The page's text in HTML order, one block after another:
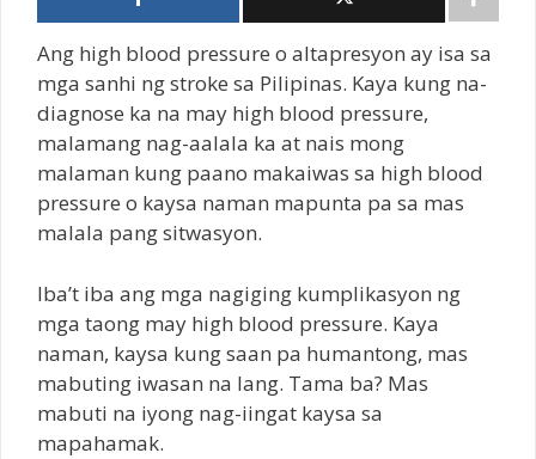
Ang high blood pressure o altapresyon ay isa sa
mga sanhi ng stroke sa Pilipinas. Kaya kung na-
diagnose ka na may high blood pressure,
malamang nag-aalala ka at nais mong
malaman kung paano makaiwas sa high blood
pressure o kaysa naman mapunta pa sa mas
malala pang sitwasyon.
Iba’t iba ang mga nagiging kumplikasyon ng
mga taong may high blood pressure. Kaya
naman, kaysa kung saan pa humantong, mas
mabuting iwasan na lang. Tama ba? Mas
mabuti na iyong nag-iingat kaysa sa
mapahamak.